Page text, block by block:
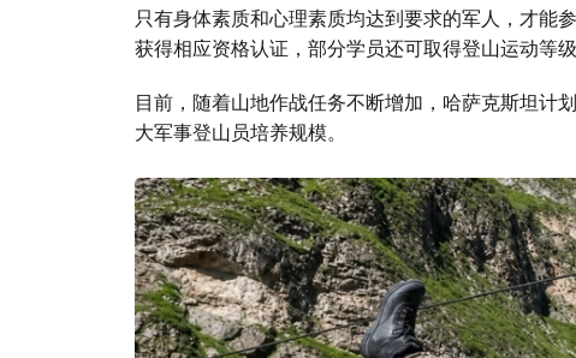
只有身体素质和心理素质均达到要求的军人，才能
获得相应资格认证，部分学员还可取得登山运动等级
目前，随着山地作战任务不断增加，哈萨克斯坦计
大军事登山员培养规模。